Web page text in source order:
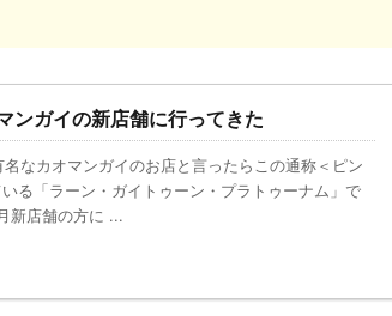
ンガイの新店舗に行ってきた
なカオマンガイのお店と言ったらこの通称＜ピン
る「ラーン・ガイトゥーン・プラトゥーナム」で
新店舗の方に ...